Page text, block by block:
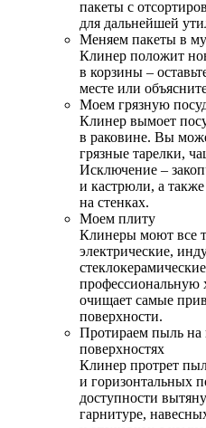
пакеты с
для дальнейшей
Меняем пакеты в
Клинер положит
в корзины –
месте или
Моем грязную
Клинер вымоет
в раковине. Вы
грязные тарелки,
Исключение –
и кастрюли, а
на стенках.
Моем плиту
Клинеры моют все
электрические,
профессиональную
очищает самые
поверхности.
Протираем пыль на
поверхностях
Клинер протрет
и горизонтальных
доступности
гарнитуре,